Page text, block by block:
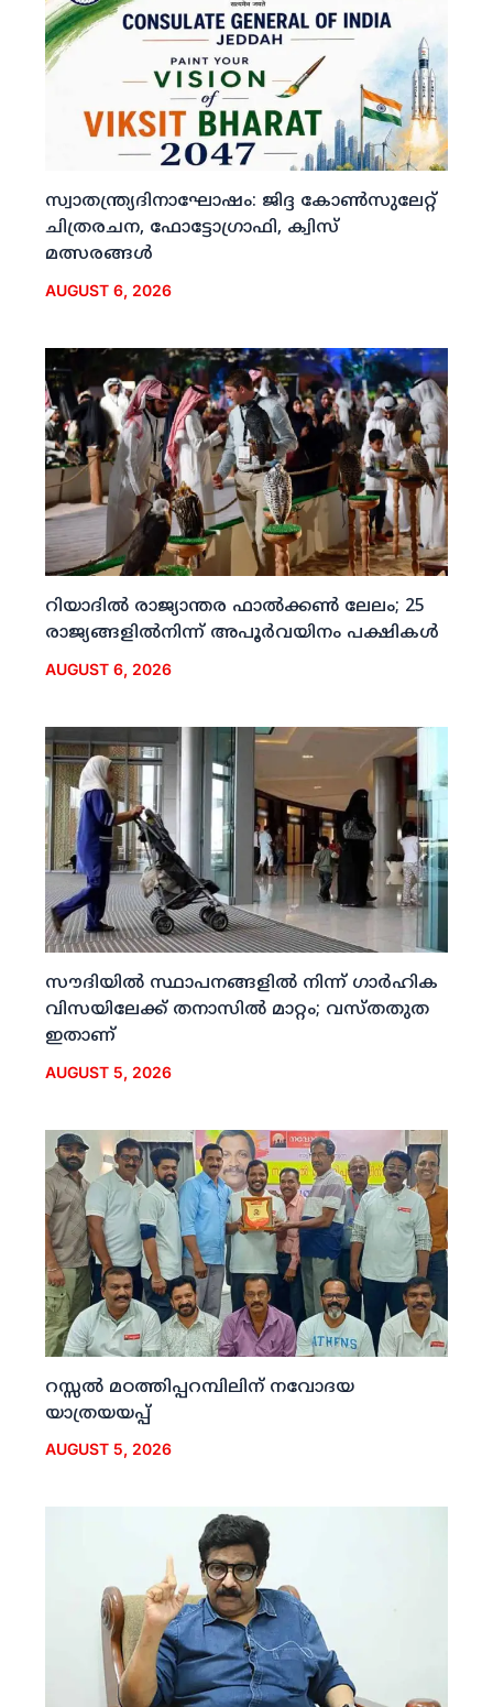
സ്വാതന്ത്ര്യദിനാഘോഷം: ജിദ്ദ കോണ്‍സുലേറ്റ്
ചിത്രരചന, ഫോട്ടോഗ്രാഫി, ക്വിസ്
മത്സരങ്ങള്‍
AUGUST 6, 2026
റിയാദില്‍ രാജ്യാന്തര ഫാല്‍ക്കണ്‍ ലേലം; 25
രാജ്യങ്ങളില്‍നിന്ന് അപൂര്‍വയിനം പക്ഷികള്‍
AUGUST 6, 2026
സൗദിയില്‍ സ്ഥാപനങ്ങളില്‍ നിന്ന് ഗാര്‍ഹിക
വിസയിലേക്ക് തനാസില്‍ മാറ്റം; വസ്തതുത
ഇതാണ്
AUGUST 5, 2026
റസ്സല്‍ മഠത്തിപ്പറമ്പിലിന് നവോദയ
യാത്രയയപ്പ്
AUGUST 5, 2026